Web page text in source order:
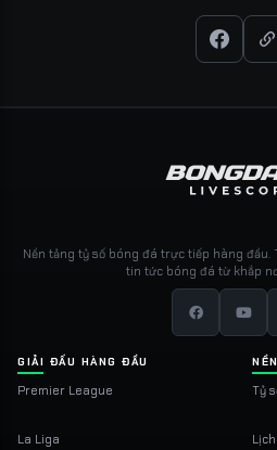
Nền tảng tỷ số bóng đá trực tiếp hàng đầu.
tin tức bóng đá từ khắp
GIẢI ĐẤU HÀNG ĐẦU
Premier League
La Liga
Tỷ